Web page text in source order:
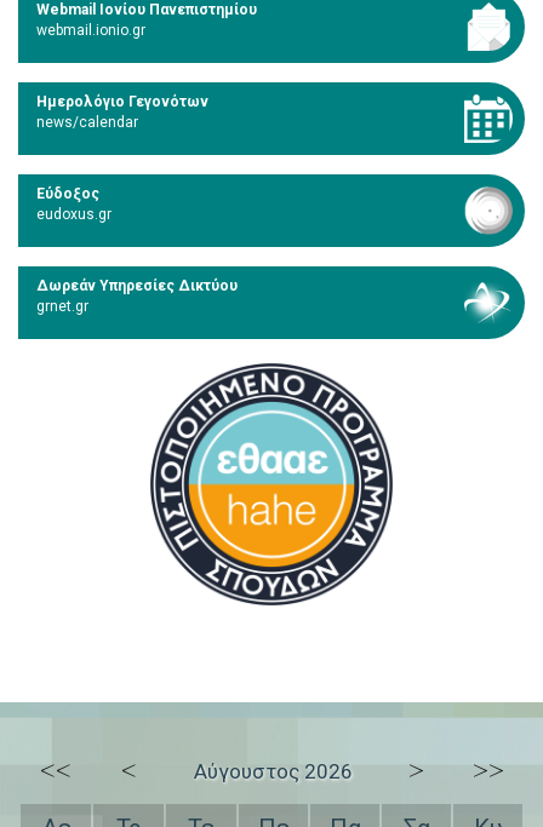
Webmail Ιονίου Πανεπιστημίου
webmail.ionio.gr
Ημερολόγιο Γεγονότων
news/calendar
Εύδοξος
eudoxus.gr
Δωρεάν Υπηρεσίες Δικτύου
grnet.gr
<< < Αύγουστος 2026 > >>